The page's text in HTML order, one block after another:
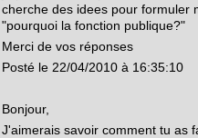
cherche des idees pour formuler
"pourquoi la fonction publique?"
Merci de vos réponses
Posté le 22/04/2010 à 16:35:10
Bonjour,
J'aimerais savoir comment tu as